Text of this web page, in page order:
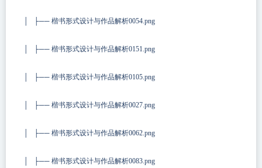
│ ├── 楷书形式设计与作品解析0054.png
│ ├── 楷书形式设计与作品解析0151.png
│ ├── 楷书形式设计与作品解析0105.png
│ ├── 楷书形式设计与作品解析0027.png
│ ├── 楷书形式设计与作品解析0062.png
│ ├── 楷书形式设计与作品解析0083.png